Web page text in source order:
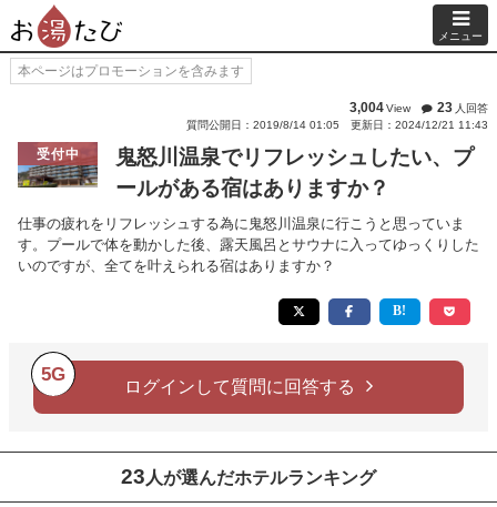
メニュー
本ページはプロモーションを含みます
3,004View 23 人回答
質問公開日：2019/8/14 01:05
更新日：2024/12/21 11:43
受付中
鬼怒川温泉でリフレッシュしたい、プ
ールがある宿はありますか？
仕事の疲れをリフレッシュする為に鬼怒川温泉に行こうと思っていま
す。プールで体を動かした後、露天風呂とサウナに入ってゆっくりした
いのですが、全てを叶えられる宿はありますか？
5G
ログインして質問に回答する
23 人が選んだホテルランキング